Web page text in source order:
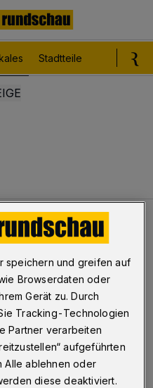
Stadtteile
gesucht
gesucht
(27. November
Siegesstraße
speichern und greifen auf
Browserdaten oder
Gerät zu. Durch
Tracking-Technologien
Partner verarbeiten
aufgeführten
Alle ablehnen oder
diese deaktiviert.